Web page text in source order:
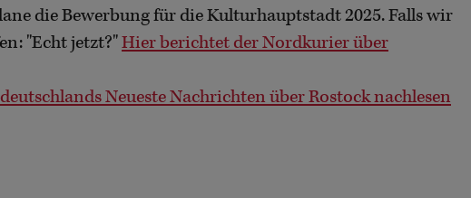
die Bewerbung für die Kulturhauptstadt 2025. Falls wir
"Echt jetzt?"Hier berichtet der Nordkurier über
Neueste Nachrichten über Rostock nachlesen